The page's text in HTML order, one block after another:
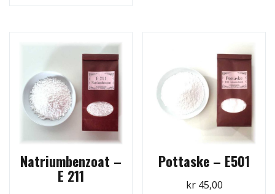
Natriumbenzoat –
E 211
Pottaske – E501
kr45,00